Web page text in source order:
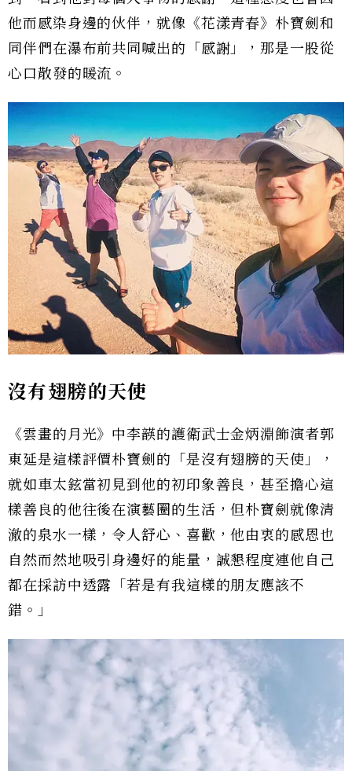
他而感染身邊的伙伴，就像《花漾青春》朴寶劍和
同伴們在瀑布前共同喊出的「感謝」，那是一股從
心口散發的暖流。
沒有翅膀的天使
《雲畫的月光》中李韺的護衛武士金炳淵飾演者郭
東延是這樣評價朴寶劍的「是沒有翅膀的天使」，
就如車太鉉當初見到他的初印象善良，甚至擔心這
樣善良的他往後在演藝圈的生活，但朴寶劍就像清
澈的泉水一樣，令人舒心、喜歡，他由衷的感恩也
自然而然地吸引身邊好的能量，誠懇程度連他自己
都在採訪中透露「若是有我這樣的朋友應該不
錯。」